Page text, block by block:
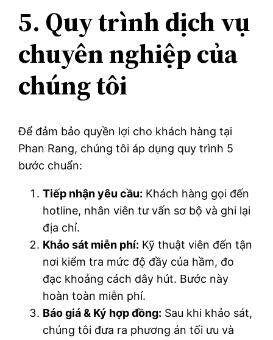
5. Quy trình dịch vụ
chuyên nghiệp của
chúng tôi
Để đảm bảo quyền lợi cho khách hàng tại
Phan Rang, chúng tôi áp dụng quy trình 5
bước chuẩn:
Tiếp nhận yêu cầu: Khách hàng gọi đến
hotline, nhân viên tư vấn sơ bộ và ghi lại
địa chỉ.
Khảo sát miễn phí: Kỹ thuật viên đến tận
nơi kiểm tra mức độ đầy của hầm, đo
đạc khoảng cách dây hút. Bước này
hoàn toàn miễn phí.
Báo giá & Ký hợp đồng: Sau khi khảo sát,
chúng tôi đưa ra phương án tối ưu và